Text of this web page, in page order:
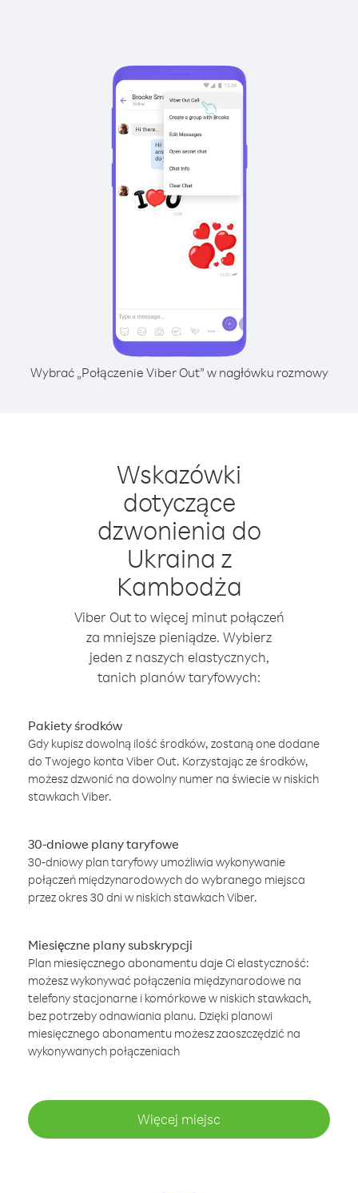
Wybrać „Połączenie Viber Out” w nagłówku rozmowy
Wskazówki
dotyczące
dzwonienia do
Ukraina z
Kambodża
Viber Out to więcej minut połączeń
za mniejsze pieniądze. Wybierz
jeden z naszych elastycznych,
tanich planów taryfowych:
Pakiety środków
Gdy kupisz dowolną ilość środków, zostaną one dodane
do Twojego konta Viber Out. Korzystając ze środków,
możesz dzwonić na dowolny numer na świecie w niskich
stawkach Viber.
30-dniowe plany taryfowe
30-dniowy plan taryfowy umożliwia wykonywanie
połączeń międzynarodowych do wybranego miejsca
przez okres 30 dni w niskich stawkach Viber.
Miesięczne plany subskrypcji
Plan miesięcznego abonamentu daje Ci elastyczność:
możesz wykonywać połączenia międzynarodowe na
telefony stacjonarne i komórkowe w niskich stawkach,
bez potrzeby odnawiania planu. Dzięki planowi
miesięcznego abonamentu możesz zaoszczędzić na
wykonywanych połączeniach
Więcej miejsc